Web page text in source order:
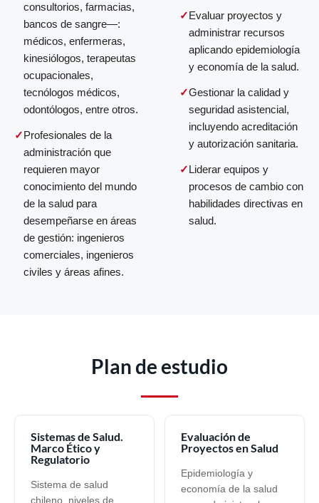
consultorios, farmacias,
bancos de sangre—:
médicos, enfermeras,
kinesiólogos, terapeutas
ocupacionales,
tecnólogos médicos,
odontólogos, entre otros.
Profesionales de la
administración que
requieren mayor
conocimiento del mundo
de la salud para
desempeñarse en áreas
de gestión: ingenieros
comerciales, ingenieros
civiles y áreas afines.
Evaluar proyectos y
administrar recursos
aplicando epidemiología
y economía de la salud.
Gestionar la calidad y
seguridad asistencial,
incluyendo acreditación
y autorización sanitaria.
Liderar equipos y
procesos de cambio con
habilidades directivas en
salud.
Plan de estudio
Sistemas de Salud.
Marco Ético y
Regulatorio
Sistema de salud
chileno, niveles de
Evaluación de
Proyectos en Salud
Epidemiología y
economía de la salud